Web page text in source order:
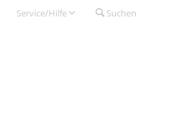
Service/Hilfe Suchen